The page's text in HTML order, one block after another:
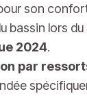
son
bassin lors du
2024.
par